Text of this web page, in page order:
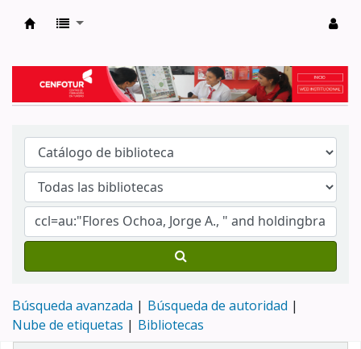
Búsqueda avanzada
Búsqueda de autoridad
Nube de etiquetas
Bibliotecas